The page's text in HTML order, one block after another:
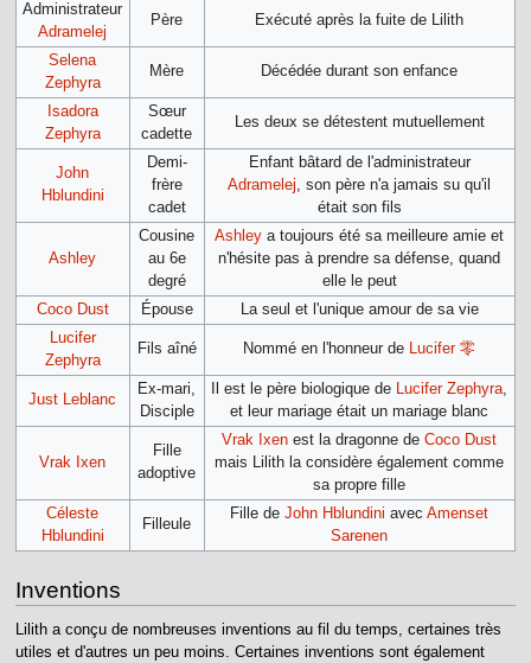
Administrateur
Adramelej
Père Exécuté après la fuite de Lilith
Selena
Zephyra
Mère Décédée durant son enfance
Isadora
Zephyra
Sœur
cadette
Les deux se détestent mutuellement
John
Hblundini
Demi-
frère
cadet
Enfant bâtard de l'administrateur
Adramelej, son père n'a jamais su qu'il
était son fils
Ashley
Cousine
au 6e
degré
Ashley a toujours été sa meilleure amie et
n'hésite pas à prendre sa défense, quand
elle le peut
Coco Dust
Épouse
La seul et l'unique amour de sa vie
Lucifer
Zephyra
Fils aîné Nommé en l'honneur de Lucifer 零
Just Leblanc
Ex-mari,
Disciple
Il est le père biologique de Lucifer Zephyra,
et leur mariage était un mariage blanc
Vrak Ixen
Fille
adoptive
Vrak Ixen est la dragonne deCoco Dust
mais Lilith la considère également comme
sa propre fille
Céleste
Hblundini
Filleule
Fille deJohn Hblundini avecAmenset
Sarenen
Inventions
Lilith a conçu de nombreuses inventions au fil du temps, certaines très
utiles et d'autres un peu moins. Certaines inventions sont également